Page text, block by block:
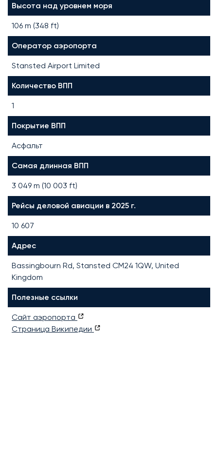
Высота над уровнем моря
106 m (348 ft)
Оператор аэропорта
Stansted Airport Limited
Количество ВПП
1
Покрытие ВПП
Асфальт
Самая длинная ВПП
3 049 m (10 003 ft)
Рейсы деловой авиации в 2025 г.
10 607
Адрес
Bassingbourn Rd, Stansted CM24 1QW, United
Kingdom
Полезные ссылки
Сайт аэропорта
Страница Википедии